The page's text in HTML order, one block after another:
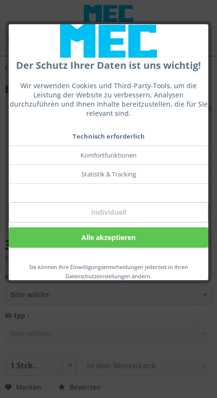
Der Schutz Ihrer Daten ist uns wichtig!
Wir verwenden Cookies und Third-Party-Tools, um die
Leistung der Website zu verbessern, Analysen
durchzuführen und Ihnen Inhalte bereitzustellen, die für Sie
relevant sind.
Technisch erforderlich
Komfortfunktionen
Statistik & Tracking
Individuell
Alle akzeptieren
Sie können Ihre Einwilligungsentscheidungen jederzeit in Ihren
Datenschutzeinstellungen ändern.
Übersicht Visierauslagerung
Eye II Clamp
376,00 € *
inkl. MwSt.
Herst.:
W-typ :
Merken Bewerten